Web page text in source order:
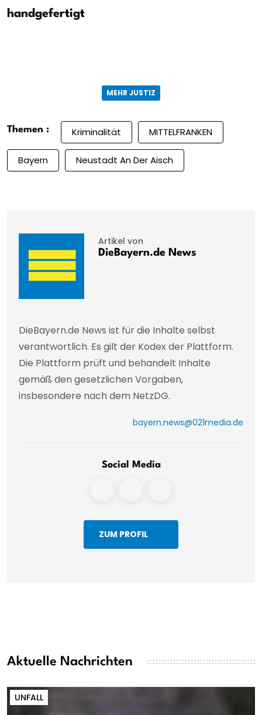
handgefertigt
MEHR JUSTIZ
Themen : Kriminalität MITTELFRANKEN
Bayern Neustadt An Der Aisch
Artikel von
DieBayern.de News
DieBayern.de News ist für die Inhalte selbst
verantwortlich. Es gilt der Kodex der Plattform.
Die Plattform prüft und behandelt Inhalte
gemäß den gesetzlichen Vorgaben,
insbesondere nach dem NetzDG.
bayern.news@021media.de
Social Media
ZUM PROFIL
Aktuelle Nachrichten
UNFALL